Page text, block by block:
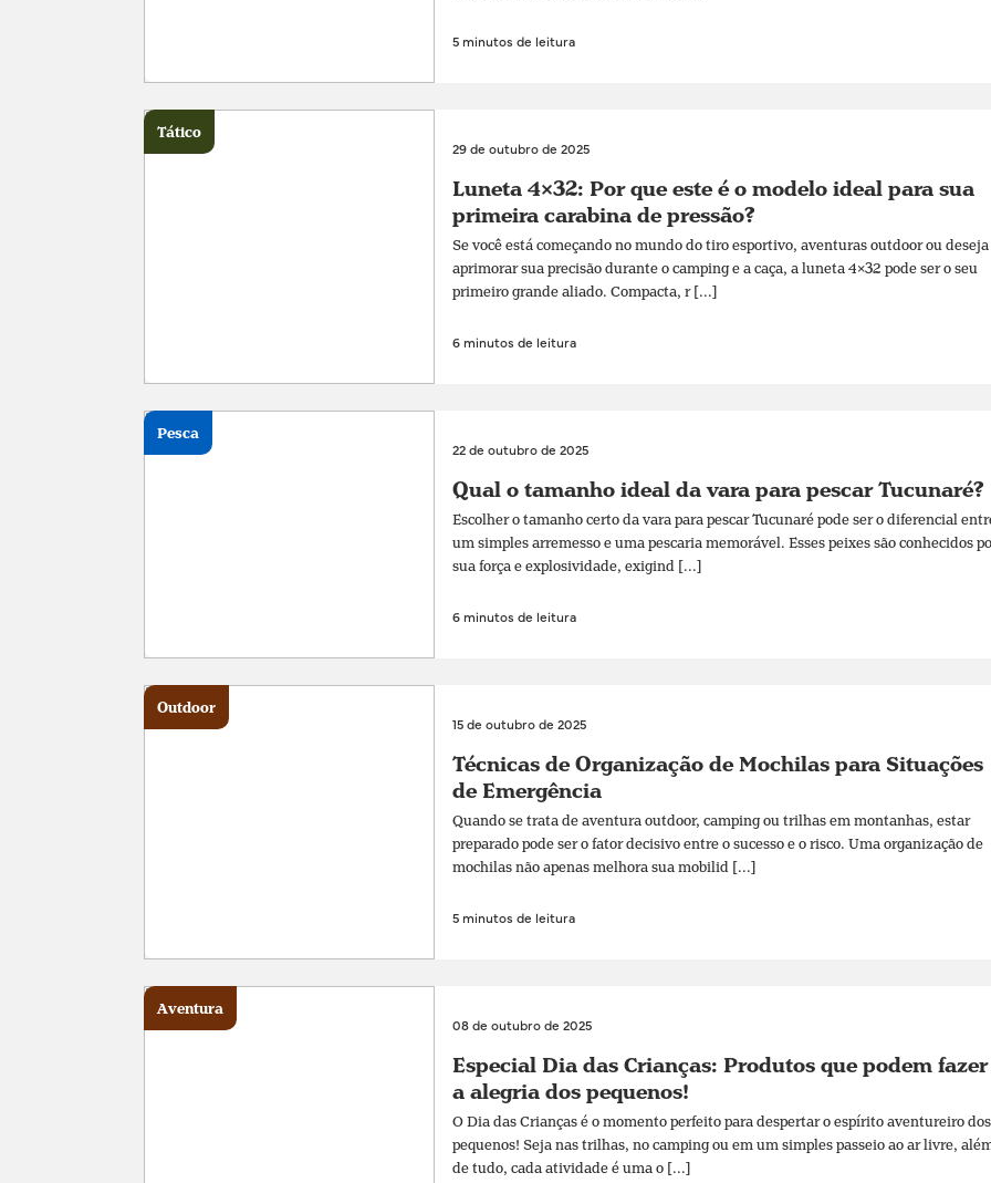
5 minutos de leitura
29 de outubro de 2025
Luneta 4×32: Por que este é o modelo ideal para sua
primeira carabina de pressão?
Se você está começando no mundo do tiro esportivo, aventuras outdoor ou deseja
aprimorar sua precisão durante o camping e a caça, a luneta 4×32 pode ser o seu
primeiro grande aliado. Compacta, r [...]
6 minutos de leitura
Tático
22 de outubro de 2025
Qual o tamanho ideal da vara para pescar Tucunaré?
Escolher o tamanho certo da vara para pescar Tucunaré pode ser o diferencial
um simples arremesso e uma pescaria memorável. Esses peixes são conhecidos
sua força e explosividade, exigind [...]
6 minutos de leitura
Pesca
15 de outubro de 2025
Técnicas de Organização de Mochilas para Situações
de Emergência
Quando se trata de aventura outdoor, camping ou trilhas em montanhas, estar
preparado pode ser o fator decisivo entre o sucesso e o risco. Uma organização de
mochilas não apenas melhora sua mobilid [...]
5 minutos de leitura
Outdoor
08 de outubro de 2025
Especial Dia das Crianças: Produtos que podem fazer
a alegria dos pequenos!
O Dia das Crianças é o momento perfeito para despertar o espírito aventureiro dos
pequenos! Seja nas trilhas, no camping ou em um simples passeio ao ar livre,
de tudo, cada atividade é uma o [...]
Aventura